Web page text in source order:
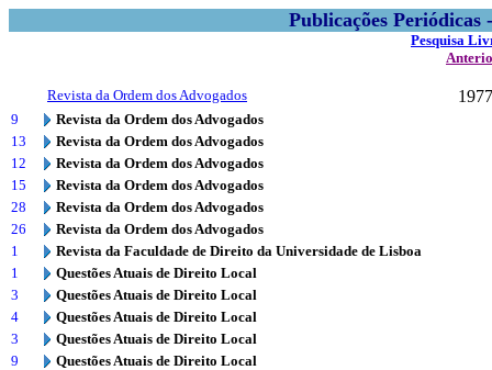
Publicações
Pesquisa
Revista da Ordem dos Advogados 1977
9
Revista da Ordem dos Advogados
13
Revista da Ordem dos Advogados
12
Revista da Ordem dos Advogados
15
Revista da Ordem dos Advogados
28
Revista da Ordem dos Advogados
26
Revista da Ordem dos Advogados
1
Revista da Faculdade de Direito da Universidade de Lisboa
1
Questões Atuais de Direito Local
3
Questões Atuais de Direito Local
4
Questões Atuais de Direito Local
3
Questões Atuais de Direito Local
9
Questões Atuais de Direito Local